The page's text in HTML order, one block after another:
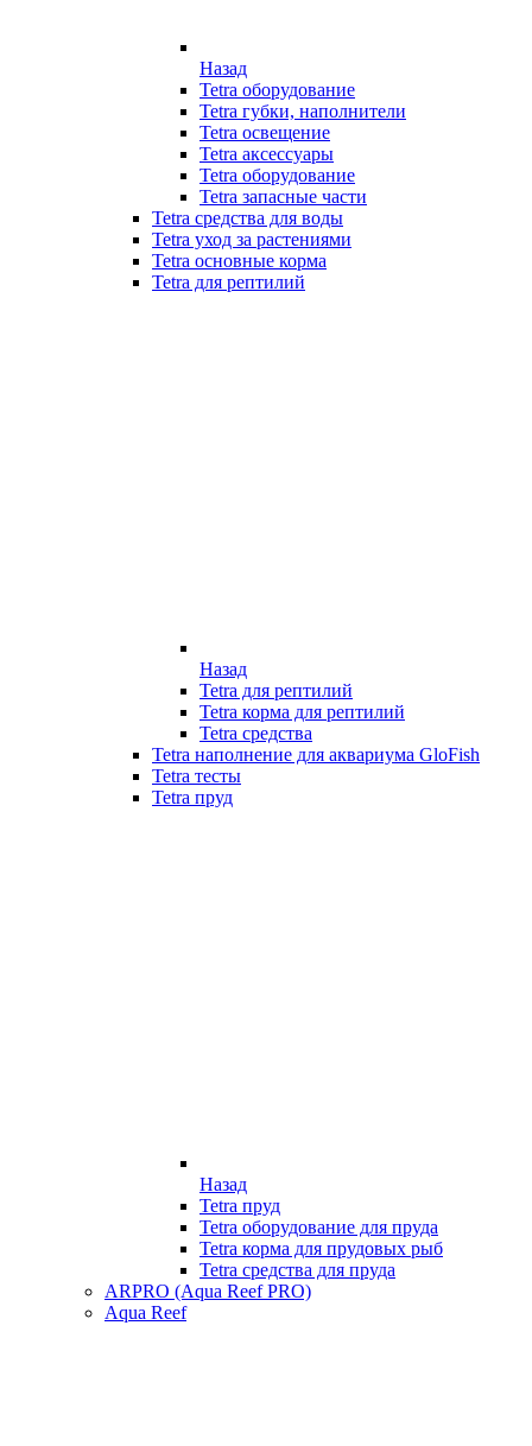
Назад
Tetra оборудование
Tetra губки, наполнители
Tetra освещение
Tetra аксессуары
Tetra оборудование
Tetra запасные части
Tetra средства для воды
Tetra уход за растениями
Tetra основные корма
Tetra для рептилий
Назад
Tetra для рептилий
Tetra корма для рептилий
Tetra средства
Tetra наполнение для аквариума GloFish
Tetra тесты
Tetra пруд
Назад
Tetra пруд
Tetra оборудование для пруда
Tetra корма для прудовых рыб
Tetra средства для пруда
ARPRO (Aqua Reef PRO)
Aqua Reef